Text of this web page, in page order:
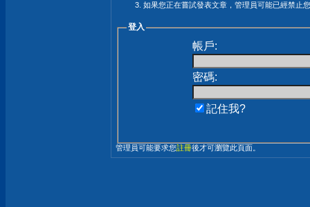
如果您正在嘗試發表文章，管理員可能已經禁止
登入
帳戶:
密碼:
記住我?
管理員可能要求您註冊後才可瀏覽此頁面。